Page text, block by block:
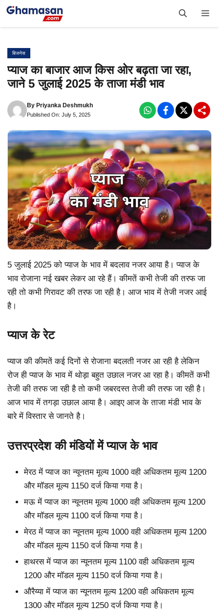
Skip
बिजनेस
प्याज का बाजार आज किस ओर बढ़ता जा रहा,
जाने 5 जुलाई 2025 के ताजा मंडी भाव
By Priyanka Deshmukh
Published On: July 5, 2025
5 जुलाई 2025 को प्याज के भाव में बदलाव नजर आया है। प्याज के
भाव रोजाना नई खबर लेकर आ रहे हैं। कीमतें कभी तेजी की तरफ जा
रही तो कभी गिरावट की तरफ जा रही है। आज भाव में तेजी नजर आई
है।
प्याज के रेट
प्याज की कीमतें कई दिनों से रोजाना बदलती नजर आ रही है लेकिन
रोज ही प्याज के भाव में थोड़ा बहुत उछाल नजर आ रहा है। कीमतें कभी
तेजी की तरफ जा रही है तो कभी जबरदस्त तेजी की तरफ जा रही है।
आज भाव में तगड़ा उछाल आया है। आइए आज के ताजा मंडी भाव के
बारे में विस्तार से जानते है।
उत्तरप्रदेश की मंडियों में प्याज के भाव
मेरठ में प्याज का न्यूनतम मूल्य 1000 वही अधिकतम मूल्य 1200
और मॉडल मूल्य 1150 दर्ज किया गया है।
मऊ में प्याज का न्यूनतम मूल्य 1000 वही अधिकतम मूल्य 1200
और मॉडल मूल्य 1100 दर्ज किया गया है।
मेरठ में प्याज का न्यूनतम मूल्य 1000 वही अधिकतम मूल्य 1200
और मॉडल मूल्य 1150 दर्ज किया गया है।
हाथरस में प्याज का न्यूनतम मूल्य 1100 वही अधिकतम मूल्य
1200 और मॉडल मूल्य 1150 दर्ज किया गया है।
औरैय्या में प्याज का न्यूनतम मूल्य 1200 वही अधिकतम मूल्य
1300 और मॉडल मूल्य 1250 दर्ज किया गया है।